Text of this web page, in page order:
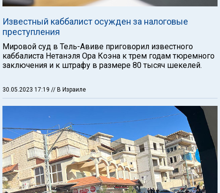
Известный каббалист осужден за налоговые
преступления
Мировой суд в Тель-Авиве приговорил известного
каббалиста Нетанэля Ора Коэна к трем годам тюремного
заключения и к штрафу в размере 80 тысяч шекелей.
30.05.2023 17:19 // В Израиле